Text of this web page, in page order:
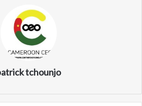
tchounjo